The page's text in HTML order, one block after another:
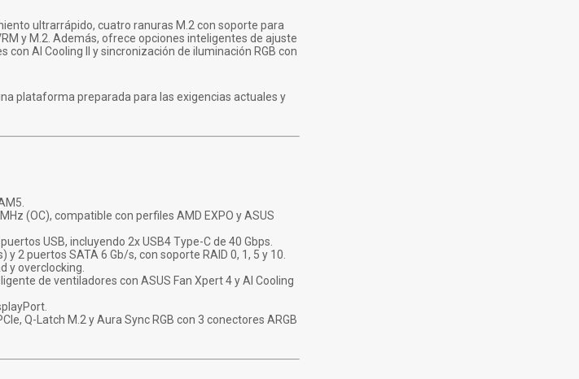
ultrarrápido, cuatro ranuras M.2 con soporte para
y M.2. Además, ofrece opciones inteligentes de ajuste
AI Cooling II y sincronización de iluminación RGB con
plataforma preparada para las exigencias actuales y
(OC), compatible con perfiles AMD EXPO y ASUS
USB, incluyendo 2x USB4 Type-C de 40 Gbps.
2 puertos SATA 6 Gb/s, con soporte RAID 0, 1, 5 y 10.
y overclocking.
de ventiladores con ASUS Fan Xpert 4 y AI Cooling
Q-Latch M.2 y Aura Sync RGB con 3 conectores ARGB